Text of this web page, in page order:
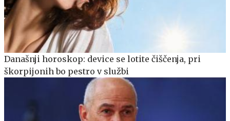
Današnji horoskop: device se lotite čiščenja, pri
škorpijonih bo pestro v službi